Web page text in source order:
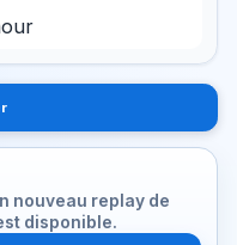
nouveau replay de
disponible.